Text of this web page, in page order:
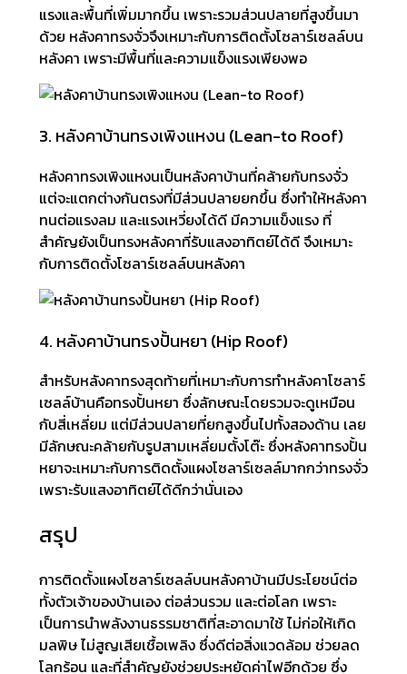
แรงและพื้นที่เพิ่มมากขึ้น เพราะรวมส่วนปลายที่สูงขึ้นมา
ด้วย หลังคาทรงจั่วจึงเหมาะกับการติดตั้งโซลาร์เซลล์บน
หลังคา เพราะมีพื้นที่และความแข็งแรงเพียงพอ
3. หลังคาบ้านทรงเพิงแหงน (Lean-to Roof)
หลังคาทรงเพิงแหงนเป็นหลังคาบ้านที่คล้ายกับทรงจั่ว
แต่จะแตกต่างกันตรงที่มีส่วนปลายยกขึ้น ซึ่งทำให้หลังคา
ทนต่อแรงลม และแรงเหวี่ยงได้ดี มีความแข็งแรง ที่
สำคัญยังเป็นทรงหลังคาที่รับแสงอาทิตย์ได้ดี จึงเหมาะ
กับการติดตั้งโซลาร์เซลล์บนหลังคา
4. หลังคาบ้านทรงปั้นหยา (Hip Roof)
สำหรับหลังคาทรงสุดท้ายที่เหมาะกับการทำหลังคาโซลาร์
เซลล์บ้านคือทรงปั้นหยา ซึ่งลักษณะโดยรวมจะดูเหมือน
กับสี่เหลี่ยม แต่มีส่วนปลายที่ยกสูงขึ้นไปทั้งสองด้าน เลย
มีลักษณะคล้ายกับรูปสามเหลี่ยมตั้งโต๊ะ ซึ่งหลังคาทรงปั้น
หยาจะเหมาะกับการติดตั้งแผงโซลาร์เซลล์มากกว่าทรงจั่ว
เพราะรับแสงอาทิตย์ได้ดีกว่านั่นเอง
สรุป
การติดตั้งแผงโซลาร์เซลล์บนหลังคาบ้านมีประโยชน์ต่อ
ทั้งตัวเจ้าของบ้านเอง ต่อส่วนรวม และต่อโลก เพราะ
เป็นการนำพลังงานธรรมชาติที่สะอาดมาใช้ ไม่ก่อให้เกิด
มลพิษ ไม่สูญเสียเชื้อเพลิง ซึ่งดีต่อสิ่งแวดล้อม ช่วยลด
โลกร้อน และที่สำคัญยังช่วยประหยัดค่าไฟอีกด้วย ซึ่ง